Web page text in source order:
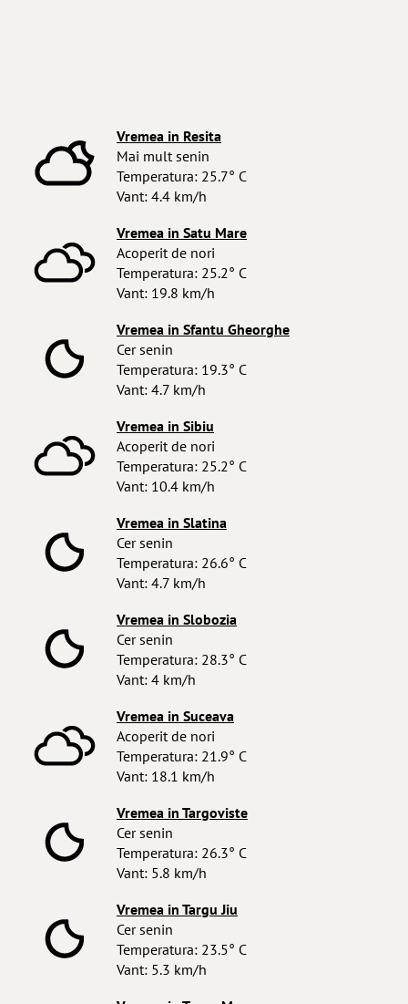
Vremea in Resita
Mai mult senin
Temperatura: 25.7° C
Vant: 4.4 km/h
Vremea in Satu Mare
Acoperit de nori
Temperatura: 25.2° C
Vant: 19.8 km/h
Vremea in Sfantu Gheorghe
Cer senin
Temperatura: 19.3° C
Vant: 4.7 km/h
Vremea in Sibiu
Acoperit de nori
Temperatura: 25.2° C
Vant: 10.4 km/h
Vremea in Slatina
Cer senin
Temperatura: 26.6° C
Vant: 4.7 km/h
Vremea in Slobozia
Cer senin
Temperatura: 28.3° C
Vant: 4 km/h
Vremea in Suceava
Acoperit de nori
Temperatura: 21.9° C
Vant: 18.1 km/h
Vremea in Targoviste
Cer senin
Temperatura: 26.3° C
Vant: 5.8 km/h
Vremea in Targu Jiu
Cer senin
Temperatura: 23.5° C
Vant: 5.3 km/h